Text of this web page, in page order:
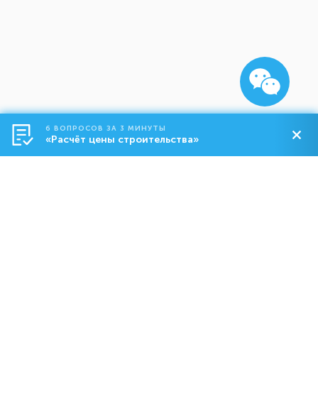
6 ВОПРОСОВ ЗА 3 МИНУТЫ
«Расчёт цены строительства»